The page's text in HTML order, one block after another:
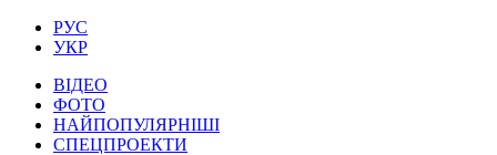
РУС
УКР
ВІДЕО
ФОТО
НАЙПОПУЛЯРНІШІ
СПЕЦПРОЕКТИ